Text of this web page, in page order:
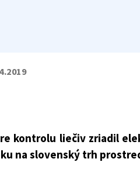
kontrolu liečiv zriadil
na slovenský trh